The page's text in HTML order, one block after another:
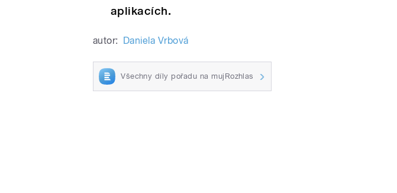
aplikacích.
autor: Daniela Vrbová
Všechny díly pořadu na mujRozhlas